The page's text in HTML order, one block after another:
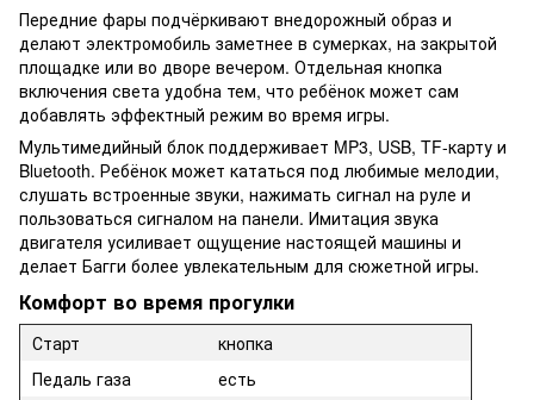
Передние фары подчёркивают внедорожный образ и
делают электромобиль заметнее в сумерках, на закрытой
площадке или во дворе вечером. Отдельная кнопка
включения света удобна тем, что ребёнок может сам
добавлять эффектный режим во время игры.
Мультимедийный блок поддерживает MP3, USB, TF-карту и
Bluetooth. Ребёнок может кататься под любимые мелодии,
слушать встроенные звуки, нажимать сигнал на руле и
пользоваться сигналом на панели. Имитация звука
двигателя усиливает ощущение настоящей машины и
делает Багги более увлекательным для сюжетной игры.
Комфорт во время прогулки
Старт
кнопка
Педаль газа
есть